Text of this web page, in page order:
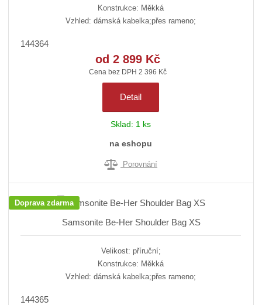
o
d
t
ů
p
p
Konstrukce: Měkká
Vzhled: dámská kabelka;přes rameno;
144364
od2 899 Kč
Cena bez DPH 2 396 Kč
Detail
Sklad: 1 ks
na eshopu
Porovnání
Samsonite Be-Her Shoulder Bag XS
Doprava zdarma
Velikost: příruční;
Konstrukce: Měkká
Vzhled: dámská kabelka;přes rameno;
144365